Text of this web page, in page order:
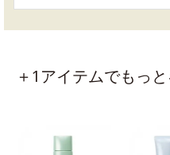
＋1アイテムでもっと